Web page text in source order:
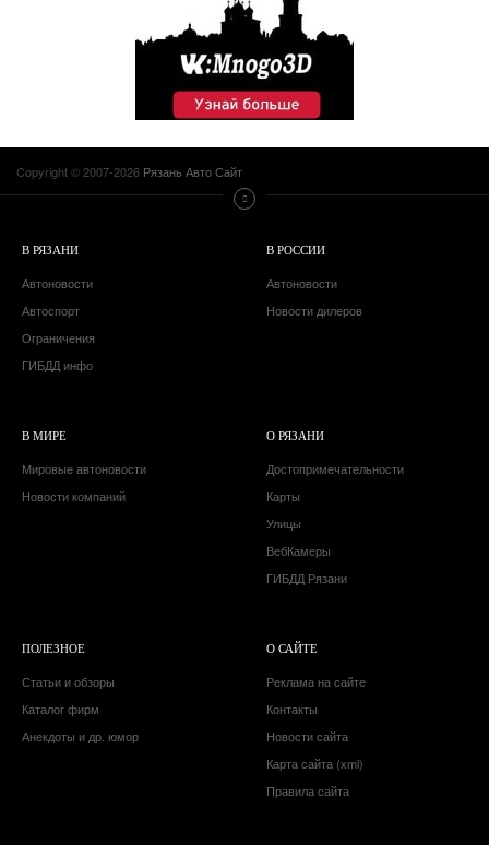
Copyright © 2007-2026 Рязань Авто Сайт
В РЯЗАНИ
Автоновости
Автоспорт
Ограничения
ГИБДД инфо
В РОССИИ
Автоновости
Новости дилеров
В МИРЕ
Мировые автоновости
Новости компаний
О РЯЗАНИ
Достопримечательности
Карты
Улицы
ВебКамеры
ГИБДД Рязани
ПОЛЕЗНОЕ
Статьи и обзоры
Каталог фирм
Анекдоты и др. юмор
О САЙТЕ
Реклама на сайте
Контакты
Новости сайта
Карта сайта (xml)
Правила сайта